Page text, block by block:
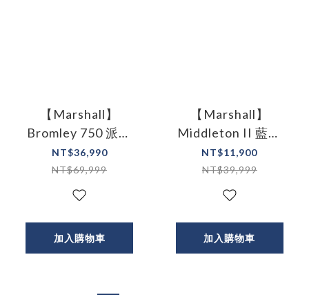
【Marshall】
Bromley 750 派對
喇叭 古銅黑
NT$36,990
NT$69,999
加入購物車
【Marshall】
Middleton II 藍牙
喇叭 音響
NT$11,900
NT$39,999
加入購物車